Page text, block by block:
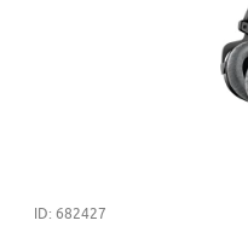
ID: 682427